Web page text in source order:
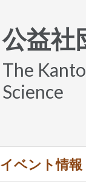
公益社
The
Science
イベント情報